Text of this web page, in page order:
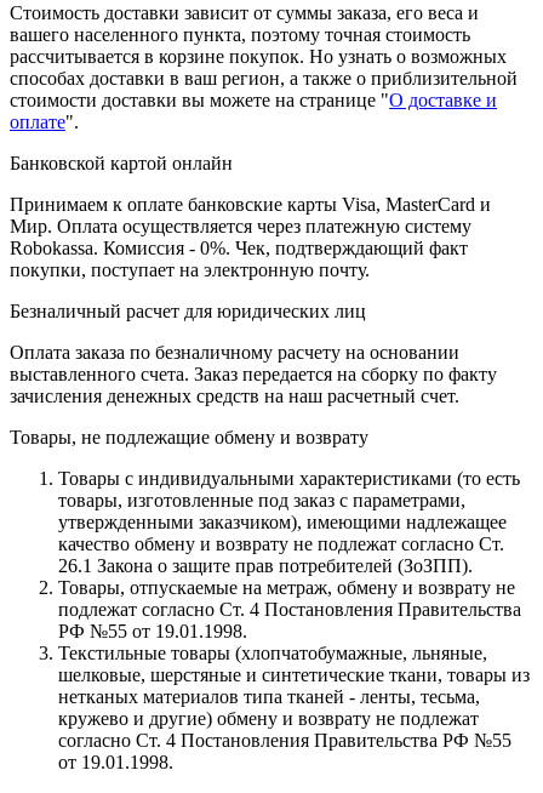
Стоимость доставки зависит от суммы заказа, его веса и
вашего населенного пункта, поэтому точная стоимость
рассчитывается в корзине покупок. Но узнать о возможных
способах доставки в ваш регион, а также о приблизительной
стоимости доставки вы можете на странице "О доставке и
оплате".
Банковской картой онлайн
Принимаем к оплате банковские карты Visa, MasterCard и
Мир. Оплата осуществляется через платежную систему
Robokassa. Комиссия - 0%. Чек, подтверждающий факт
покупки, поступает на электронную почту.
Безналичный расчет для юридических лиц
Оплата заказа по безналичному расчету на основании
выставленного счета. Заказ передается на сборку по факту
зачисления денежных средств на наш расчетный счет.
Товары, не подлежащие обмену и возврату
Товары с индивидуальными характеристиками (то есть
товары, изготовленные под заказ с параметрами,
утвержденными заказчиком), имеющими надлежащее
качество обмену и возврату не подлежат согласно Ст.
26.1 Закона о защите прав потребителей (ЗоЗПП).
Товары, отпускаемые на метраж, обмену и возврату не
подлежат согласно Ст. 4 Постановления Правительства
РФ №55 от 19.01.1998.
Текстильные товары (хлопчатобумажные, льняные,
шелковые, шерстяные и синтетические ткани, товары из
нетканых материалов типа тканей - ленты, тесьма,
кружево и другие) обмену и возврату не подлежат
согласно Ст. 4 Постановления Правительства РФ №55
от 19.01.1998.